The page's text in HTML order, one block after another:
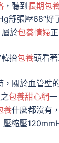
，聽到 長期包
舒張壓68“
於包養情婦
韓抬包養頭看
關於血管壁
包養甜心網
養什麼都沒有
縮壓